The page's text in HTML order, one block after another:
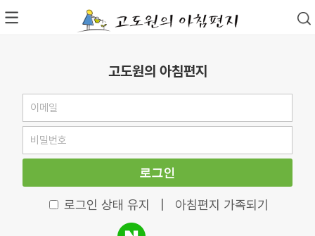
고도원의 아침편지
로그인
로그인 상태 유지 아침편지 가족되기